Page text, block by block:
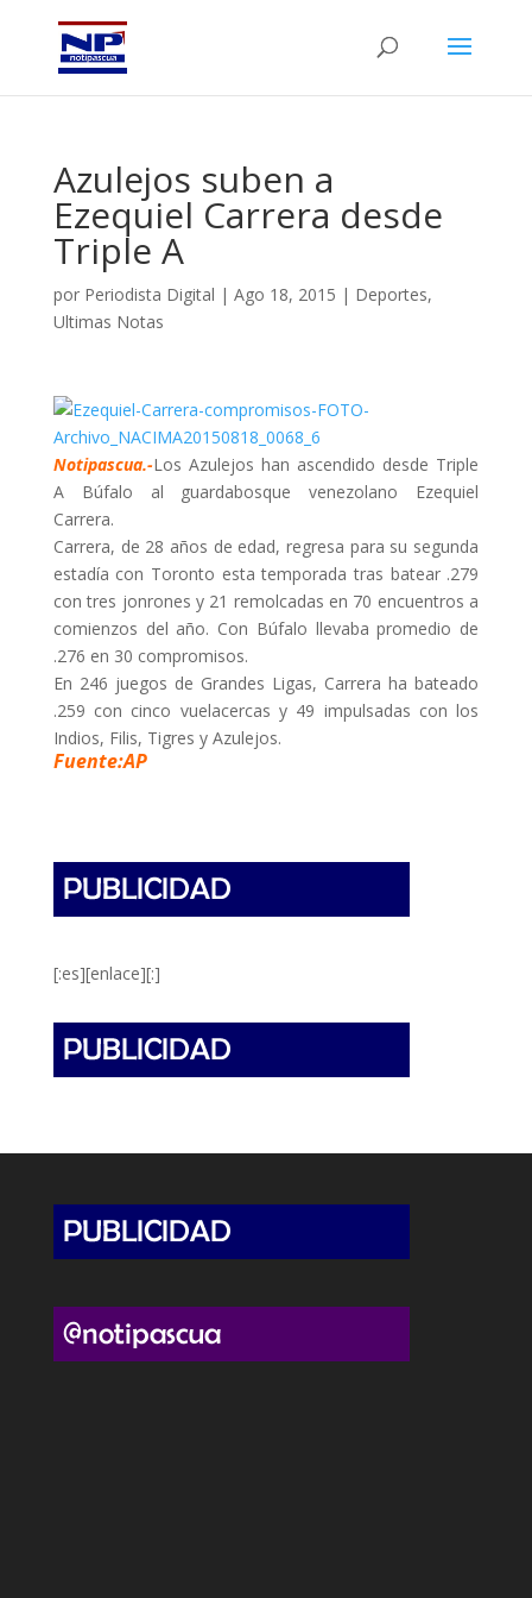
Azulejos suben a
Ezequiel Carrera desde
Triple A
por Periodista Digital | Ago 18, 2015 | Deportes,
Ultimas Notas
Notipascua.-Los Azulejos han ascendido desde Triple
A Búfalo al guardabosque venezolano Ezequiel
Carrera.
Carrera, de 28 años de edad, regresa para su segunda
estadía con Toronto esta temporada tras batear .279
con tres jonrones y 21 remolcadas en 70 encuentros a
comienzos del año. Con Búfalo llevaba promedio de
.276 en 30 compromisos.
En 246 juegos de Grandes Ligas, Carrera ha bateado
.259 con cinco vuelacercas y 49 impulsadas con los
Indios, Filis, Tigres y Azulejos.
Fuente:AP
[:es][enlace][:]